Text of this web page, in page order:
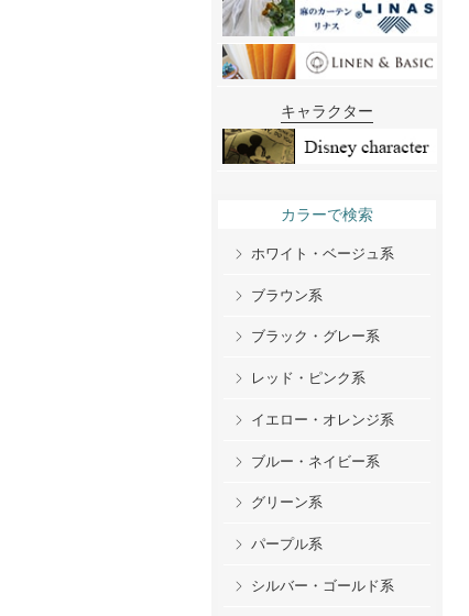
キャラクター
カラーで検索
ホワイト・ベージュ系
ブラウン系
ブラック・グレー系
レッド・ピンク系
イエロー・オレンジ系
ブルー・ネイビー系
グリーン系
パープル系
シルバー・ゴールド系